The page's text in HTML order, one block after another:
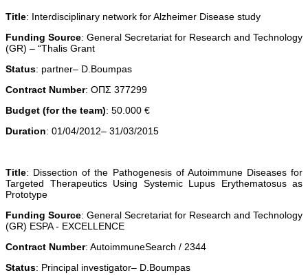
Title: Interdisciplinary network for Alzheimer Disease study
Funding Source: General Secretariat for Research and Technology
(GR) – “Thalis Grant
Status: partner– D.Boumpas
Contract Number: ΟΠΣ 377299
Budget (for the team): 50.000 €
Duration: 01/04/2012– 31/03/2015
Title: Dissection of the Pathogenesis of Autoimmune Diseases for
Targeted Therapeutics Using Systemic Lupus Erythematosus as
Prototype
Funding Source: General Secretariat for Research and Technology
(GR) ΕSPA - EXCELLENCE
Contract Number: AutoimmuneSearch / 2344
Status: Principal investigator– D.Boumpas